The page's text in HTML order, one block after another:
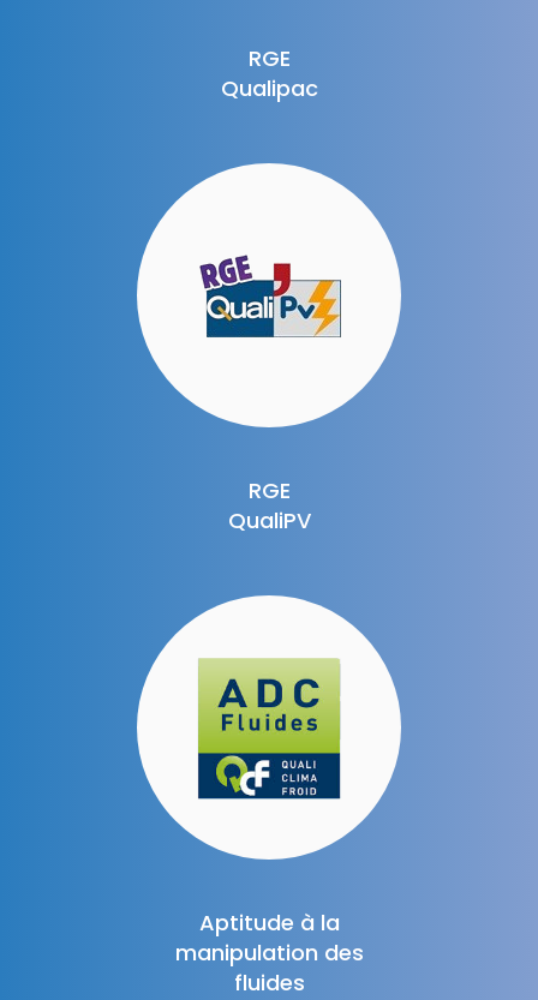
RGE
Qualipac
RGE
QualiPV
Aptitude à la
manipulation des
fluides